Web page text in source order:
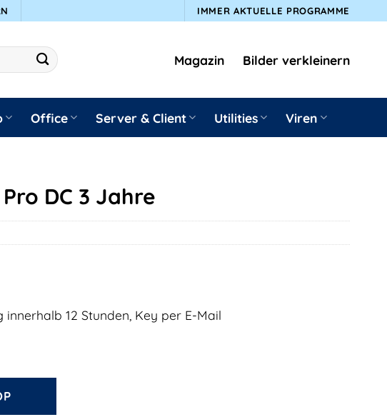
IMMER AKTUELLE PROGRAMME
Magazin Bilder verkleinern
Office Server & Client Utilities Viren
DC 3 Jahre
12 Stunden, Key per E-Mail